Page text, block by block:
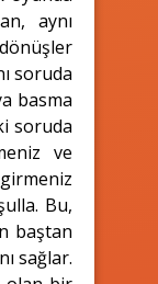
aynı
soruda
basma
soruda
ve
Bu,
baştan
sağlar.